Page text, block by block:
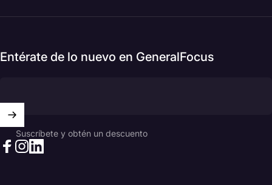
Entérate de lo nuevo en GeneralFocus
Suscríbete y obtén un descuento